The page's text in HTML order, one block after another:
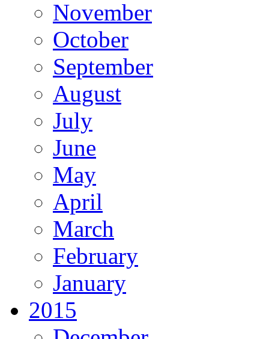
November
October
September
August
July
June
May
April
March
February
January
2015